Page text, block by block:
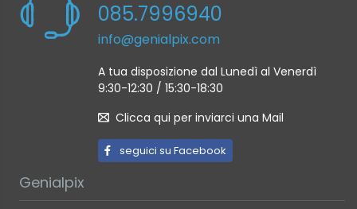
085.7996940
info@genialpix.com
A tua disposizione dal Lunedì al Venerdì
9:30-12:30 / 15:30-18:30
Clicca qui per inviarci una Mail
seguici su Facebook
Genialpix